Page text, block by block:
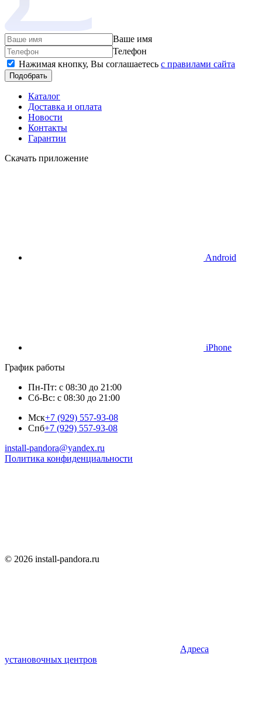
Ваше имя
Телефон
Нажимая кнопку, Вы соглашаетесь c правилами сайта
Подобрать
Каталог
Доставка и оплата
Новости
Контакты
Гарантии
Скачать приложение
Android
iPhone
График работы
Пн-Пт: с 08:30 до 21:00
Сб-Вс: с 08:30 до 21:00
Мск+7 (929) 557-93-08
Спб+7 (929) 557-93-08
install-pandora@yandex.ru
Политика конфиденциальности
© 2026 install-pandora.ru
Адреса
установочных центров